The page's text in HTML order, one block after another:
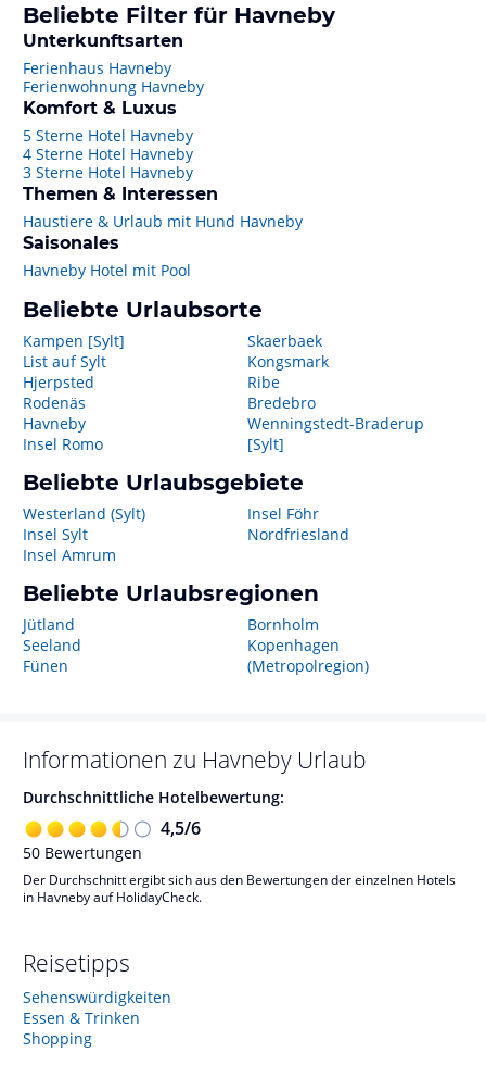
Beliebte Filter für Havneby
Unterkunftsarten
Ferienhaus Havneby
Ferienwohnung Havneby
Komfort & Luxus
5 Sterne Hotel Havneby
4 Sterne Hotel Havneby
3 Sterne Hotel Havneby
Themen & Interessen
Haustiere & Urlaub mit Hund Havneby
Saisonales
Havneby Hotel mit Pool
Beliebte Urlaubsorte
Kampen [Sylt]
List auf Sylt
Hjerpsted
Rodenäs
Havneby
Insel Romo
Skaerbaek
Kongsmark
Ribe
Bredebro
Wenningstedt-Braderup
[Sylt]
Beliebte Urlaubsgebiete
Westerland (Sylt)
Insel Sylt
Insel Amrum
Insel Föhr
Nordfriesland
Beliebte Urlaubsregionen
Jütland
Seeland
Fünen
Bornholm
Kopenhagen
(Metropolregion)
Informationen zu Havneby Urlaub
Durchschnittliche Hotelbewertung:
4,5/6
50 Bewertungen
Der Durchschnitt ergibt sich aus den Bewertungen der einzelnen Hotels
in Havneby auf HolidayCheck.
Reisetipps
Sehenswürdigkeiten
Essen & Trinken
Shopping